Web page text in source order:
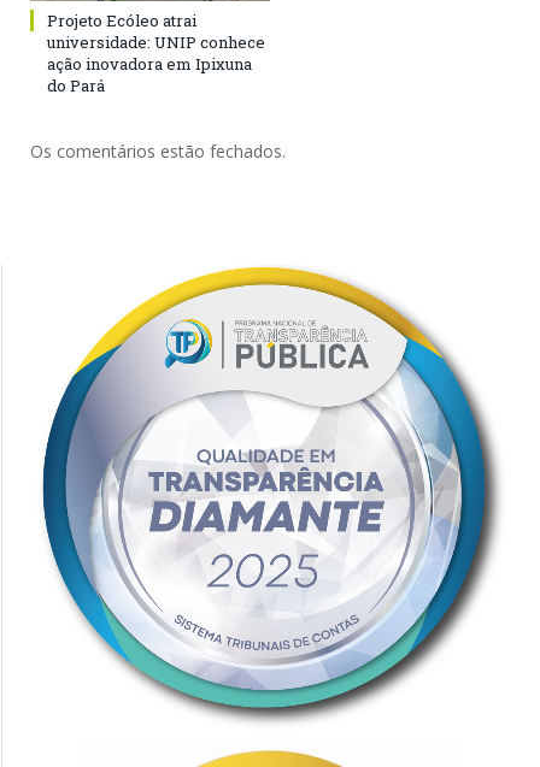
Projeto Ecóleo atrai
universidade: UNIP conhece
ação inovadora em Ipixuna
do Pará
Os comentários estão fechados.